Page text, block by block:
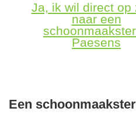
Ja, ik wil direct op
naar een
Paesens
Een